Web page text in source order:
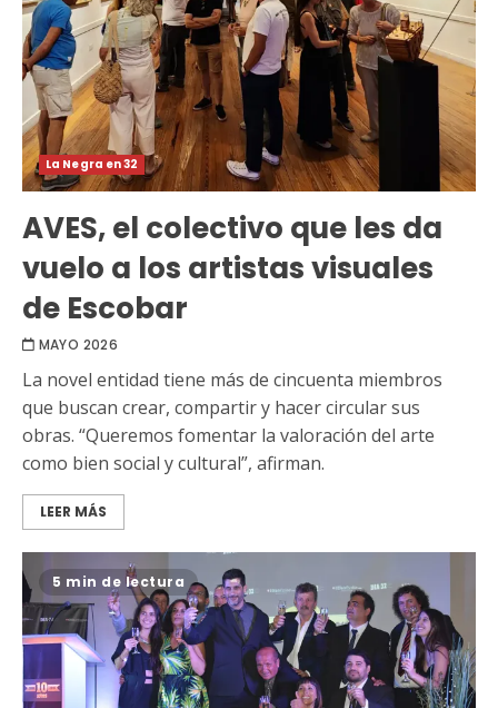
La Negra en 32
AVES, el colectivo que les da
vuelo a los artistas visuales
de Escobar
MAYO 2026
La novel entidad tiene más de cincuenta miembros
que buscan crear, compartir y hacer circular sus
obras. “Queremos fomentar la valoración del arte
como bien social y cultural”, afirman.
LEER MÁS
5 min de lectura